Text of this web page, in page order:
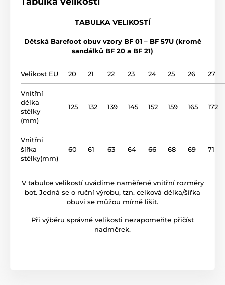
domácí obuv
bavlna
podšívka bavlna
podrážka
gumová plotna (4 mm
název modelu
TABULKA VELIKOSTÍ
Dětská Barefoot obuv vzory BF 01 – BF 57U (kromě
sandálků BF 20 a BF 21)
Velikost EU 20 21 22 23 24 25 26 27
Vnitřní
délka
stélky
(mm)
125 132 139 145 152 159 165 172
Vnitřní
šířka
stélky(mm)
60 61 63 64 66 68 69 71
V tabulce velikostí uvádíme naměřené vnitřní rozměry
bot. Jedná se o ruční výrobu, tzn. celková délka/šířka
obuvi se můžou mírně lišit.
Při výběru správné velikosti nezapomeňte přičíst
nadměrek.